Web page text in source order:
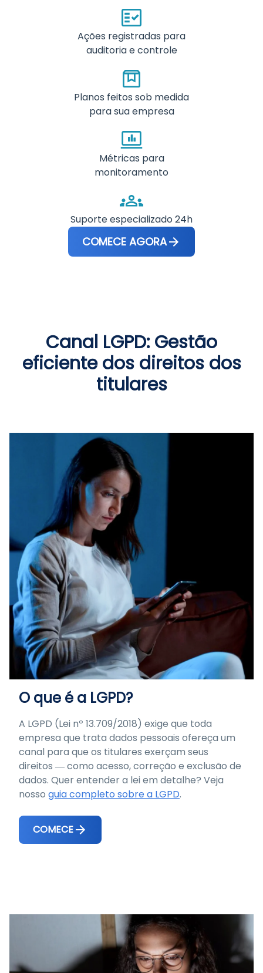
Ações registradas para
auditoria e controle
Planos feitos sob medida
para sua empresa
Métricas para
monitoramento
Suporte especializado 24h
COMECE AGORA
Canal LGPD: Gestão
eficiente dos direitos dos
titulares
O que é a LGPD?
A LGPD (Lei nº 13.709/2018) exige que toda
empresa que trata dados pessoais ofereça um
canal para que os titulares exerçam seus
direitos — como acesso, correção e exclusão de
dados. Quer entender a lei em detalhe? Veja
nosso guia completo sobre a LGPD.
COMECE